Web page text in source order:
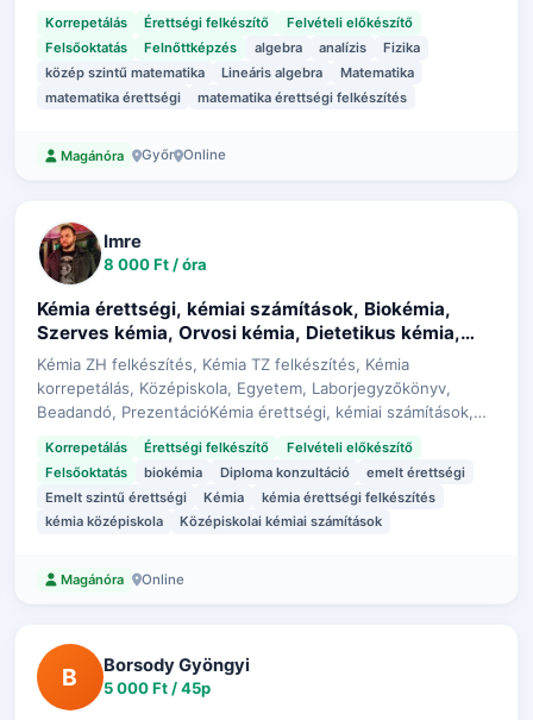
és magántanári tapasztalatokkal!Segítek megszerezni a
diplomádat.Kikne…
Korrepetálás Érettségi felkészítő
Felvételi előkészítő
Felsőoktatás
Felnőttképzés algebra analízis
Fizika
közép szintű matematika
Lineáris algebra
Matematika
matematika érettségi
matematika érettségi felkészítés
Magánóra Győr Online
Imre
8 000 Ft / óra
Kémia érettségi, kémiai számítások, Biokémia,
Szerves kémia, Orvosi kémia, Dietetikus kémia,
Élelmiszermérnök kémia, Gyógyszerész kémia,
Egyetemi kémia felkészítés, Emelt kémia
felkészítés, Versenyfelkészítés
Kémia ZH felkészítés, Kémia TZ felkészítés, Kémia
korrepetálás, Középiskola, Egyetem, Laborjegyzőkönyv,
Beadandó, PrezentációKémia érettségi, kémiai számítások,
Biokémia, Szerves kémia, Orvosi kémia, Dietetikus kémia,
Élelmiszermérnök kémia, Gyógysz…
Korrepetálás Érettségi felkészítő
Felvételi előkészítő
Felsőoktatás
biokémia Diploma konzultáció
emelt érettségi
Emelt szintű érettségi
Kémia
kémia érettségi felkészítés
kémia középiskola
Középiskolai kémiai számítások
Magánóra Online
B Borsody Gyöngyi
5 000 Ft / 45p